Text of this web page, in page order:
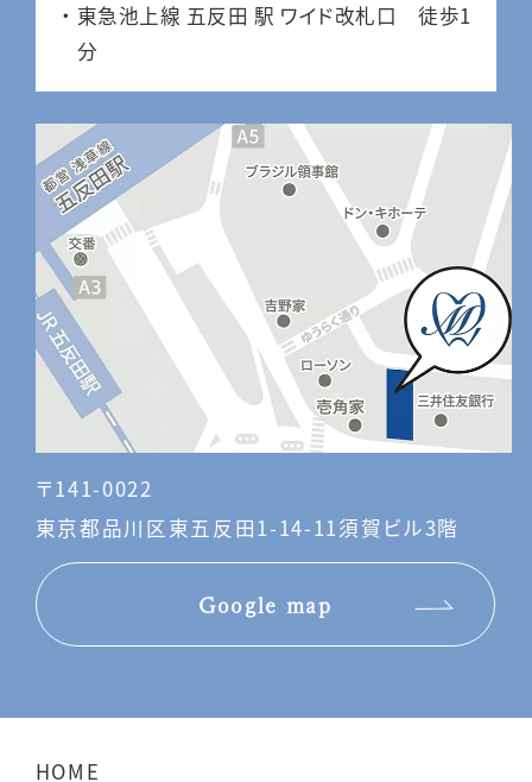
東急池上線 五反田 駅 ワイド改札口 徒歩1
分
〒141-0022
東京都品川区東五反田1-14-11須賀ビル3階
Google map
HOME